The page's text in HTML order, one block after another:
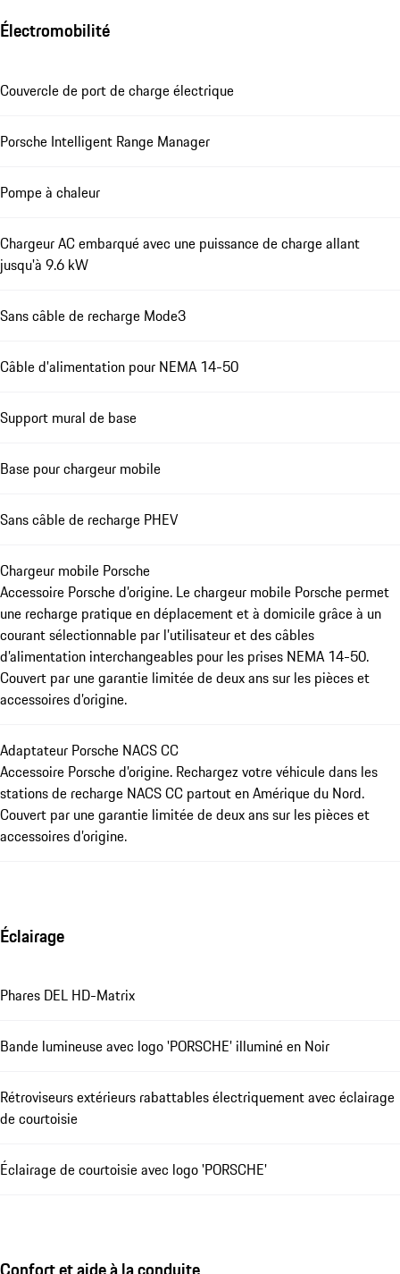
Électromobilité
Couvercle de port de charge électrique
Porsche Intelligent Range Manager
Pompe à chaleur
Chargeur AC embarqué avec une puissance de charge allant
jusqu'à 9.6 kW
Sans câble de recharge Mode3
Câble d'alimentation pour NEMA 14-50
Support mural de base
Base pour chargeur mobile
Sans câble de recharge PHEV
Chargeur mobile Porsche
Accessoire Porsche d’origine. Le chargeur mobile Porsche permet
une recharge pratique en déplacement et à domicile grâce à un
courant sélectionnable par l’utilisateur et des câbles
d’alimentation interchangeables pour les prises NEMA 14-50.
Couvert par une garantie limitée de deux ans sur les pièces et
accessoires d’origine.
Adaptateur Porsche NACS CC
Accessoire Porsche d’origine. Rechargez votre véhicule dans les
stations de recharge NACS CC partout en Amérique du Nord.
Couvert par une garantie limitée de deux ans sur les pièces et
accessoires d’origine.
Éclairage
Phares DEL HD-Matrix
Bande lumineuse avec logo 'PORSCHE' illuminé en Noir
Rétroviseurs extérieurs rabattables électriquement avec éclairage
de courtoisie
Éclairage de courtoisie avec logo 'PORSCHE'